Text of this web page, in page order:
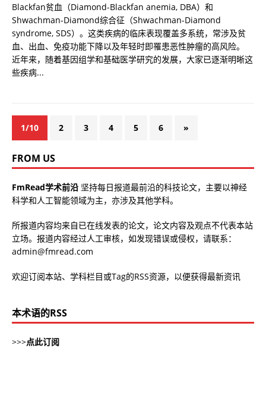
Blackfan贫血（Diamond-Blackfan anemia, DBA）和
Shwachman-Diamond综合征（Shwachman-Diamond
syndrome, SDS）。这类疾病的临床表现覆盖多系统，常涉及贫
血、出血、免疫功能下降以及年轻时即罹患恶性肿瘤的高风险。
近年来，随着基因组学和基础医学研究的发展，大家已逐渐明晰这
些疾病...
1/10 2 3 4 5 6 »
FROM US
FmRead学术前沿 坚持每日报道最前沿的科技论文，主要以神经
科学和人工智能领域为主，亦涉及其他学科。
所报道内容均来自已在线发表的论文，论文内容及观点不代表本站
立场。报道内容经过人工审核，如发现错误或侵权，请联系：
admin@fmread.com
欢迎订阅本站、学科栏目或Tag的RSS资源，以便获得最新资讯
本术语的RSS
>>>点此订阅